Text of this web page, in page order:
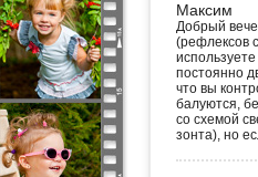
Максим
Добрый
(рефлексов
постоянно
что вы
балуются,
со схемой
зонта), но